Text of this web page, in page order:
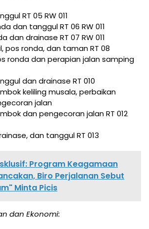
RT 05 RW 011
dan tanggul RT 06 RW 011
dan drainase RT 07 RW 011
pos ronda, dan taman RT 08
ronda dan perapian jalan samping
dan drainase RT 010
keliling musala, perbaikan
jalan
dan pengecoran jalan RT 012
dan tanggul RT 013
Program Keagamaan
Biro Perjalanan Sebut
Minta Picis
dan Ekonomi: